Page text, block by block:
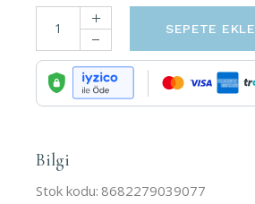
SEPETE EKLE
Bilgi
Stok kodu: 8682279039077